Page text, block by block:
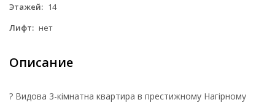
Этажей: 14
Лифт: нет
Описание
? Видова 3-кімнатна квартира в престижному Нагірному